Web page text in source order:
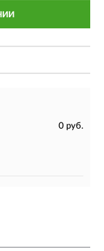
0 руб.